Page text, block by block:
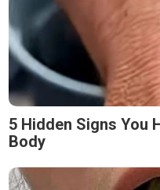
5 Hidden Signs You
Body